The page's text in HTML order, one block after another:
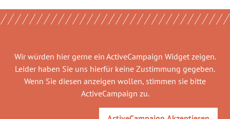
Wir würden hier gerne ein ActiveCampaign Widgetzeigen.
Leider haben Sie uns hierfür keine Zustimmung gegeben.
Wenn Sie diesen anzeigen wollen, stimmen sie bitte
ActiveCampaign zu.